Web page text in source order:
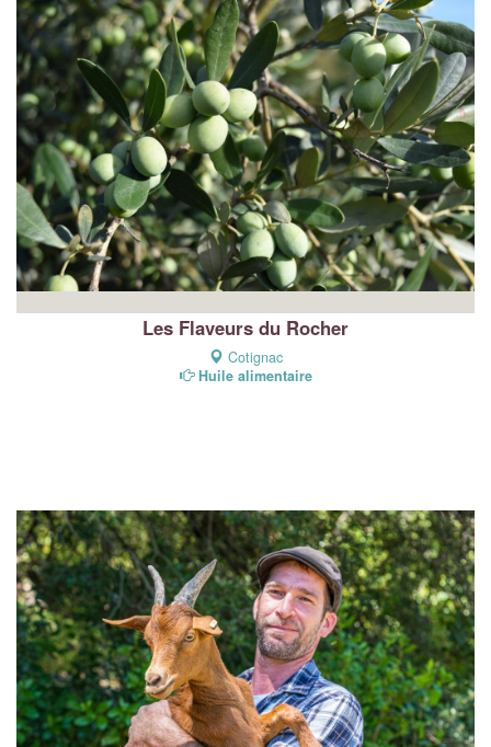
Les Flaveurs du Rocher
Cotignac
Huile alimentaire